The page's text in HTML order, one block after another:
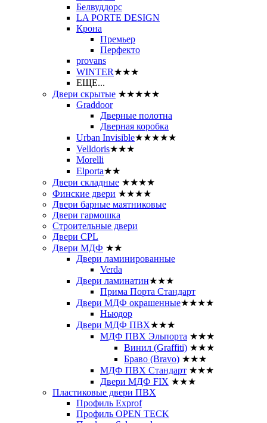
Белвуддорс
LA PORTE DESIGN
Крона
Премьер
Перфекто
provans
WINTER★★★
ЕЩЕ...
Двери скрытые ★★★★★
Graddoor
Дверные полотна
Дверная коробка
Urban Invisible★★★★★
Velldoris★★★
Morelli
Elporta★★
Двери складные ★★★★
Финские двери ★★★★
Двери барные маятниковые
Двери гармошка
Строительные двери
Двери CРL
Двери МДФ ★★
Двери ламинированные
Verda
Двери ламинатин★★★
Прима Порта Стандарт
Двери МДФ окрашенные★★★★
Ньюдор
Двери МДФ ПВХ★★★
МДФ ПВХ Эльпорта ★★★
Винил (Graffiti) ★★★
Браво (Bravo) ★★★
МДФ ПВХ Стандарт ★★★
Двери МДФ FIX ★★★
Пластиковые двери ПВХ
Профиль Exprof
Профиль OPEN TECK